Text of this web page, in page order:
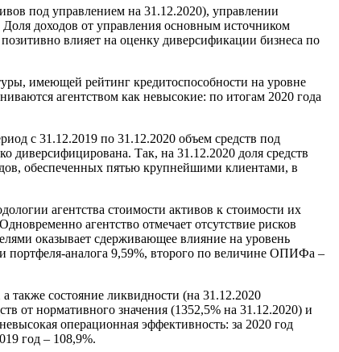
под управлением на 31.12.2020), управлении
доходов от управления основным источником
влияет на оценку диверсификации бизнеса по
имеющей рейтинг кредитоспособности на уровне
агентством как невысокие: по итогам 2020 года
с 31.12.2019 по 31.12.2020 объем средств под
диверсифицирована. Так, на 31.12.2020 доля средств
обеспеченных пятью крупнейшими клиентами, в
агентства стоимости активов к стоимости их
агентство отмечает отсутствие рисков
оказывает сдерживающее влияние на уровень
портфеля-аналога 9,59%, второго по величине ОПИФа –
также состояние ликвидности (на 31.12.2020
от нормативного значения (1352,5% на 31.12.2020) и
операционная эффективность: за 2020 год
год – 108,9%.